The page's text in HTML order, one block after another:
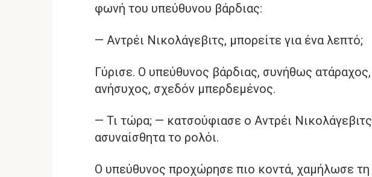
φωνή του υπεύθυνου βάρδιας:
— Αντρέι Νικολάγεβιτς, μπορείτε για ένα λεπτό;
Γύρισε. Ο υπεύθυνος βάρδιας, συνήθως
ανήσυχος, σχεδόν μπερδεμένος.
— Τι τώρα; — κατσούφιασε ο Αντρέι
ασυναίσθητα το ρολόι.
Ο υπεύθυνος προχώρησε πιο κοντά, χαμήλωσε